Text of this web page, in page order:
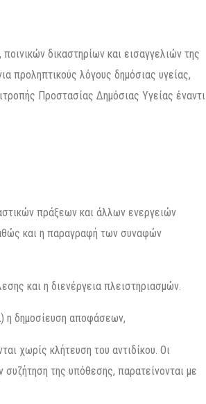
δικαστηρίων και εισαγγελιών της
προληπτικούς λόγους δημόσιας υγείας,
Προστασίας Δημόσιας Υγείας έναντι
πράξεων και άλλων ενεργειών
και η παραγραφή των συναφών
και η διενέργεια πλειστηριασμών.
η δημοσίευση αποφάσεων,
χωρίς κλήτευση του αντιδίκου. Οι
της υπόθεσης, παρατείνονται με